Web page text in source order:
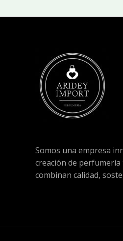
Somos una empresa
creación de
combinan calidad,